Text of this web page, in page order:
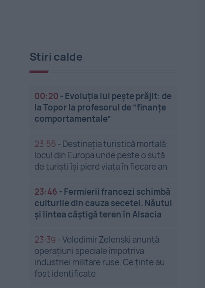
Stiri calde
00:20 - Evoluția lui pește prăjit: de
la Topor la profesorul de ”finanțe
comportamentale”
23:55 - Destinația turistică mortală:
locul din Europa unde peste o sută
de turiști își pierd viața în fiecare an
23:46 - Fermierii francezi schimbă
culturile din cauza secetei. Năutul
și lintea câștigă teren în Alsacia
23:39 -Volodimir Zelenski anunță
operațiuni speciale împotriva
industriei militare ruse. Ce ținte au
fost identificate